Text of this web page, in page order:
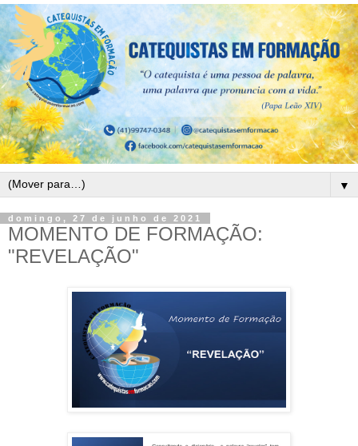
▼
domingo, 27 de junho de 2021
MOMENTO DE FORMAÇÃO:
"REVELAÇÃO"